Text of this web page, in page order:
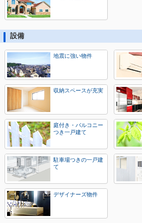
設備
地震に強い物件
収納スペースが充実
庭付き・バルコニー
つき一戸建て
駐車場つきの一戸建
て
デザイナーズ物件